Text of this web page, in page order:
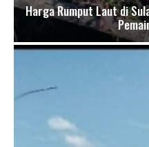
Harga Rumput Laut di